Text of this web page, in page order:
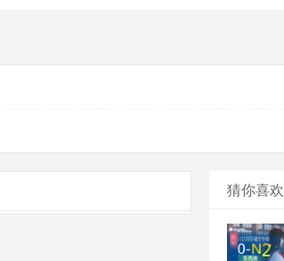
猜你喜欢